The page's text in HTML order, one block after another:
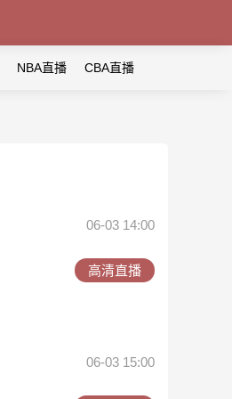
NBA直播 CBA直播
06-03 14:00
高清直播
06-03 15:00